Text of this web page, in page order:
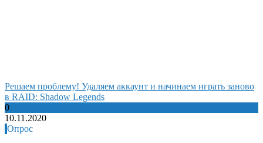
Решаем проблему! Удаляем аккаунт и начинаем играть заново
в RAID: Shadow Legends
0
10.11.2020
Опрос